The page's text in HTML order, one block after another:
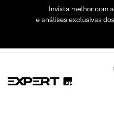
Invista melhor com
e análises exclusivas